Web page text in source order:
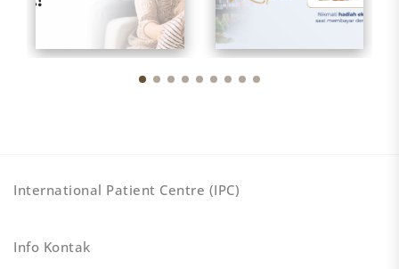
International Patient Centre (IPC)
Info Kontak